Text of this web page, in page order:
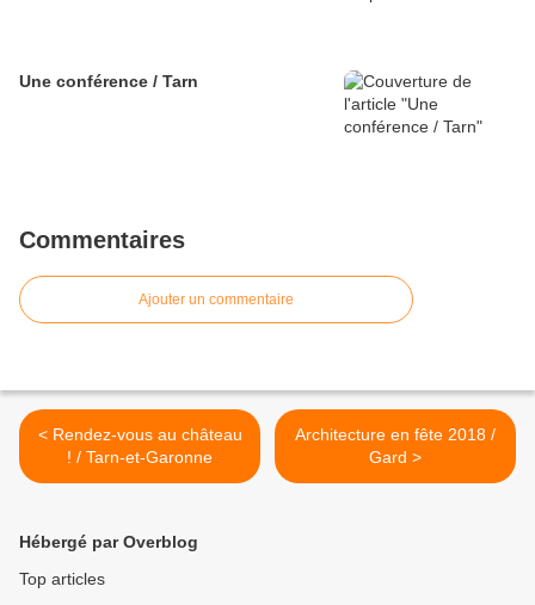
Une conférence / Tarn
Commentaires
Ajouter un commentaire
< Rendez-vous au château
! / Tarn-et-Garonne
Architecture en fête 2018 /
Gard >
Hébergé par Overblog
Top articles